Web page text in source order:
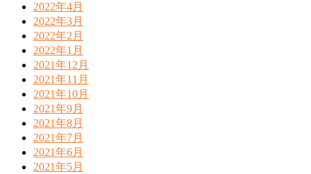
2022年4月
2022年3月
2022年2月
2022年1月
2021年12月
2021年11月
2021年10月
2021年9月
2021年8月
2021年7月
2021年6月
2021年5月